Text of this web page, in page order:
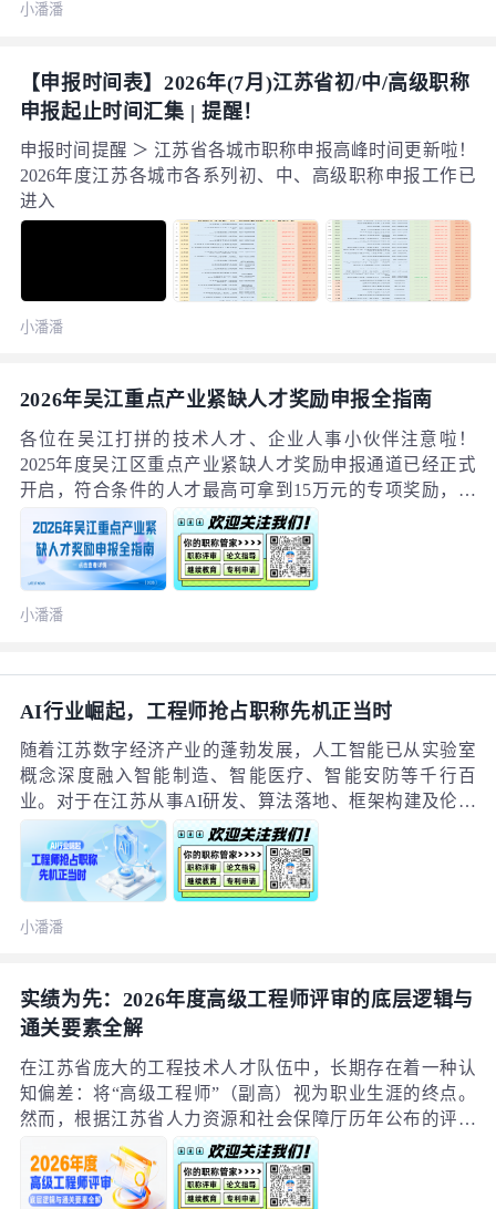
晰：书面材料只是帮你拿到通往最终评审的入场券，真正
都是在行业里深耕二三十年的一线技术带头人，他们不看
纸面包装的光鲜履历，只实打实考察你的真才实学。你提
交的材料有没有注水、技术功底扎不扎实、项目是不是你
亲手落地推进的，专家三两个针对性问题就能问出全部虚
实。今天我结合江苏历年答辩现场的一手记录、评委的固
的全套实战细节：专家高频提问的核心方向、标准高分作
答思路、绝对不能触碰的淘汰红线，还有考前必须完成的
备战准备，看完直接对标练习就能大幅提升通关概率。
小潘潘
【申报时间表】2026年(7月)江苏省初/中/高级职称
申报起止时间汇集 | 提醒！
申报时间提醒 ＞ 江苏省各城市职称申报高峰时间更新啦！
2026年度江苏各城市各系列初、中、高级职称申报工作已
进入
小潘潘
2026年吴江重点产业紧缺人才奖励申报全指南
各位在吴江打拼的技术人才、企业人事小伙伴注意啦！
2025年度吴江区重点产业紧缺人才奖励申报通道已经正式
开启，符合条件的人才最高可拿到15万元的专项奖励，申
报窗口期为6月29日至7月31日，错过就要再等一整年。今
天就把这份申报全攻略给大家理清楚，从奖励标准、申报
门槛到材料清单、避坑要点，一次性讲明白，帮大家顺利
完成申报。一、奖励梯度清晰：四档金额最高15万本次紧
缺人才奖励设置了6万、9万、12万、15万元四个梯度档
小潘潘
AI行业崛起，工程师抢占职称先机正当时
随着江苏数字经济产业的蓬勃发展，人工智能已从实验室
概念深度融入智能制造、智能医疗、智能安防等千行百
业。对于在江苏从事AI研发、算法落地、框架构建及伦理
安全相关工作的专业技术人才而言，尽早取得“数字经济
（人工智能）工程”职称，绝非一纸空文，而是构筑职业护
城河、把握发展红利的关键举措。以下内容依据江苏省人
社厅及各设区市官方公开文件梳理，为您揭示其背后的“硬
核”价值。（一）为何建议您“尽早取得”——四大官方红利
小潘潘
实绩为先：2026年度高级工程师评审的底层逻辑与
通关要素全解
在江苏省庞大的工程技术人才队伍中，长期存在着一种认
知偏差：将“高级工程师”（副高）视为职业生涯的终点。
然而，根据江苏省人力资源和社会保障厅历年公布的评审
数据显示，副高与正高之间，并非简单的层级递进，而是
从“技术骨干”向“行业领军”的质变跨越。随着2026年度江苏
省职称评审工作的全面启动，新的评价指挥棒已明确指向